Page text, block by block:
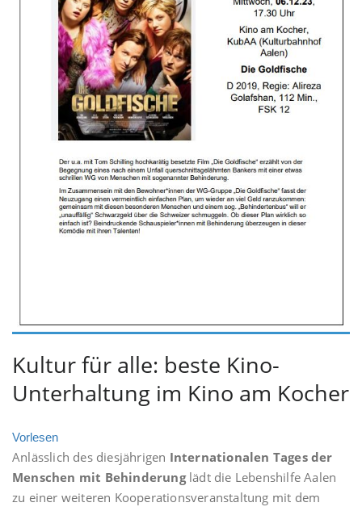
Kultur für alle: beste Kino-
Unterhaltung im Kino am Kocher
Vorlesen
Anlässlich des diesjährigen Internationalen Tages der
Menschen mit Behinderunglädt die Lebenshilfe Aalen
zu einer weiteren Kooperationsveranstaltung mit dem